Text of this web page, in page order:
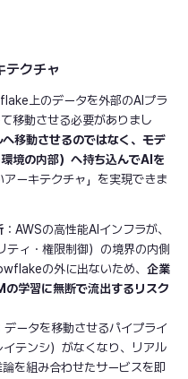
テクチャ
上のデータを外部のAIプラ
移動させる必要がありまし
移動させるのではなく、モデ
境の内部）へ持ち込んでAIを
ーキテクチャ」を実現できま
：AWSの高性能AIインフラが、
ィ・権限制御）の境界の内側
の外に出ないため、 企業
学習に無断で流出するリスク
データを移動させるパイプライ
テンシ）がなくなり、リアル
を組み合わせたサービスを即